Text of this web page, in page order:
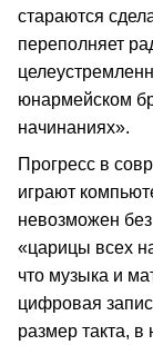
стараются
переполняет
юнармейском
начинаниях».
Прогресс в
играют
невозможен
«царицы всех
что музыка и
цифровая
размер такта, в